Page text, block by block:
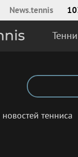
News.tennis
новостей тенниса